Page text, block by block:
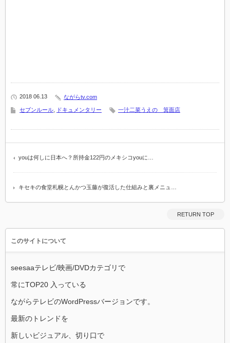
2018 06.13 ながらtv.com
セブンルール ドキュメンタリー 一汁二菜うえの 箕面店
youは何しに日本へ？所持金122円のメキシコyouに…
キセキの食堂札幌とんかつ玉藤が復活した仕組みと裏メニュ…
RETURN TOP
このサイトについて
seesaaテレビ/映画/DVDカテゴリで
常にTOP20 入っている
ながらテレビのWordPressバージョンです。
最新のトレンドを
新しいビジュアル、切り口で